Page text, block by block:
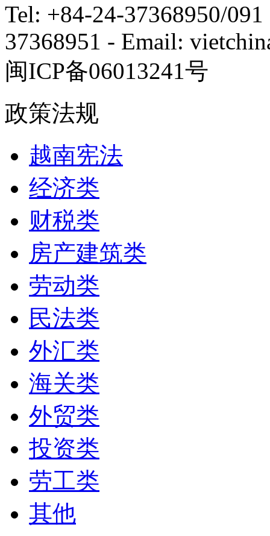
Tel: +84-24-37368950/
37368951 - Email:
闽ICP备06013241号
政策法规
越南宪法
经济类
财税类
房产建筑类
劳动类
民法类
外汇类
海关类
外贸类
投资类
劳工类
其他